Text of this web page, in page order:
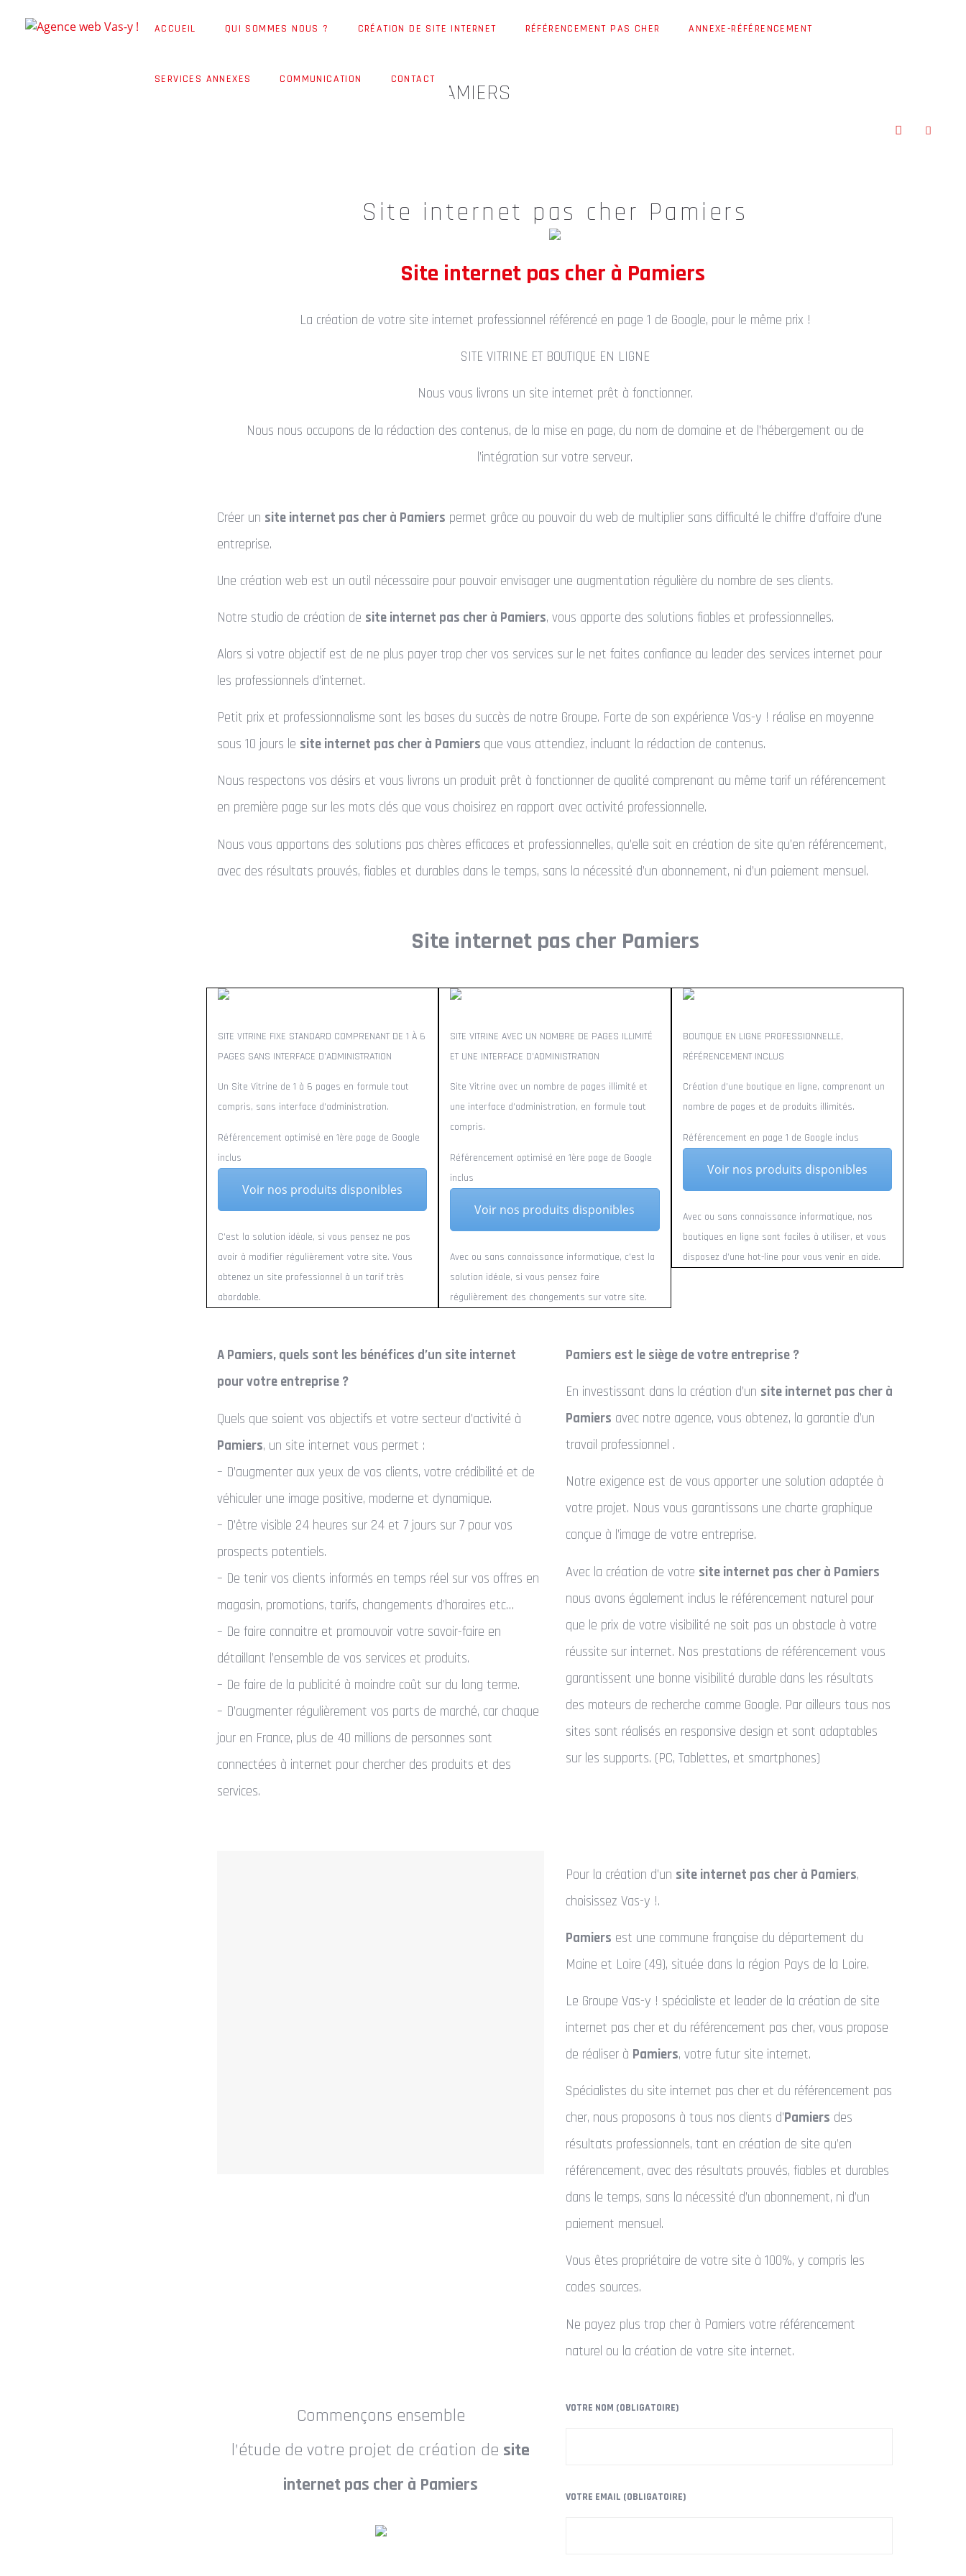
ACCUEIL QUI SOMMES NOUS ? CRÉATION DE SITE INTERNET RÉFÉRENCEMENT PAS CHER ANNEXE-RÉFÉRENCEMENT
SERVICES ANNEXES COMMUNICATION CONTACT
SITE INTERNET PAS CHER PAMIERS
Site internet pas cher Pamiers
Site internet pas cher à Pamiers
La création de votre site internet professionnel référencé en page 1 de Google, pour le même prix !
SITE VITRINE ET BOUTIQUE EN LIGNE
Nous vous livrons un site internet prêt à fonctionner.
Nous nous occupons de la rédaction des contenus, de la mise en page, du nom de domaine et de l’hébergement ou de
l’intégration sur votre serveur.
Créer un site internet pas cher à Pamiers permet grâce au pouvoir du web de multiplier sans difficulté le chiffre d’affaire d’une
entreprise.
Une création web est un outil nécessaire pour pouvoir envisager une augmentation régulière du nombre de ses clients.
Notre studio de création de site internet pas cher à Pamiers, vous apporte des solutions fiables et professionnelles.
Alors si votre objectif est de ne plus payer trop cher vos services sur le net faites confiance au leader des services internet pour
les professionnels d’internet.
Petit prix et professionnalisme sont les bases du succès de notre Groupe. Forte de son expérience Vas-y ! réalise en moyenne
sous 10 jours le site internet pas cher à Pamiers que vous attendiez, incluant la rédaction de contenus.
Nous respectons vos désirs et vous livrons un produit prêt à fonctionner de qualité comprenant au même tarif un référencement
en première page sur les mots clés que vous choisirez en rapport avec activité professionnelle.
Nous vous apportons des solutions pas chères efficaces et professionnelles, qu’elle soit en création de site qu’en référencement,
avec des résultats prouvés, fiables et durables dans le temps, sans la nécessité d’un abonnement, ni d’un paiement mensuel.
Site internet pas cher Pamiers
SITE VITRINE FIXE STANDARD COMPRENANT DE 1 À 6
PAGES SANS INTERFACE D’ADMINISTRATION
Un Site Vitrine de 1 à 6 pages en formule tout
compris, sans interface d’administration.
Référencement optimisé en 1ère page de Google
inclus
Voir nos produits disponibles
C’est la solution idéale, si vous pensez ne pas
avoir à modifier régulièrement votre site. Vous
obtenez un site professionnel à un tarif très
abordable.
SITE VITRINE AVEC UN NOMBRE DE PAGES ILLIMITÉ
ET UNE INTERFACE D’ADMINISTRATION
Site Vitrine avec un nombre de pages illimité et
une interface d’administration, en formule tout
compris.
Référencement optimisé en 1ère page de Google
inclus
Voir nos produits disponibles
Avec ou sans connaissance informatique, c’est la
solution idéale, si vous pensez faire
régulièrement des changements sur votre site.
BOUTIQUE EN LIGNE PROFESSIONNELLE,
RÉFÉRENCEMENT INCLUS
Création d’une boutique en ligne, comprenant un
nombre de pages et de produits illimités.
Référencement en page 1 de Google inclus
Voir nos produits disponibles
Avec ou sans connaissance informatique, nos
boutiques en ligne sont faciles à utiliser, et vous
disposez d’une hot-line pour vous venir en aide.
A Pamiers, quels sont les bénéfices d’un site internet
pour votre entreprise ?
Quels que soient vos objectifs et votre secteur d’activité à
Pamiers, un site internet vous permet :
– D’augmenter aux yeux de vos clients, votre crédibilité et de
véhiculer une image positive, moderne et dynamique.
– D’être visible 24 heures sur 24 et 7 jours sur 7 pour vos
prospects potentiels.
– De tenir vos clients informés en temps réel sur vos offres en
magasin, promotions, tarifs, changements d’horaires etc…
– De faire connaitre et promouvoir votre savoir-faire en
détaillant l’ensemble de vos services et produits.
– De faire de la publicité à moindre coût sur du long terme.
– D’augmenter régulièrement vos parts de marché, car chaque
jour en France, plus de 40 millions de personnes sont
connectées à internet pour chercher des produits et des
services.
Pamiers est le siège de votre entreprise ?
En investissant dans la création d’un site internet pas cher à
Pamiers avec notre agence, vous obtenez, la garantie d’un
travail professionnel .
Notre exigence est de vous apporter une solution adaptée à
votre projet. Nous vous garantissons une charte graphique
conçue à l’image de votre entreprise.
Avec la création de votre site internet pas cher à Pamiers
nous avons également inclus le référencement naturel pour
que le prix de votre visibilité ne soit pas un obstacle à votre
réussite sur internet. Nos prestations de référencement vous
garantissent une bonne visibilité durable dans les résultats
des moteurs de recherche comme Google. Par ailleurs tous nos
sites sont réalisés en responsive design et sont adaptables
sur les supports. (PC, Tablettes, et smartphones)
Pour la création d’un site internet pas cher à Pamiers,
choisissez Vas-y !.
Pamiers est une commune française du département du
Maine et Loire (49), située dans la région Pays de la Loire.
Le Groupe Vas-y ! spécialiste et leader de la création de site
internet pas cher et du référencement pas cher, vous propose
de réaliser à Pamiers, votre futur site internet.
Spécialistes du site internet pas cher et du référencement pas
cher, nous proposons à tous nos clients d’Pamiers des
résultats professionnels, tant en création de site qu’en
référencement, avec des résultats prouvés, fiables et durables
dans le temps, sans la nécessité d’un abonnement, ni d’un
paiement mensuel.
Vous êtes propriétaire de votre site à 100%, y compris les
codes sources.
Ne payez plus trop cher à Pamiers votre référencement
naturel ou la création de votre site internet.
Commençons ensemble
l’étude de votre projet de création de site
internet pas cher à Pamiers
VOTRE NOM (OBLIGATOIRE)
VOTRE EMAIL (OBLIGATOIRE)